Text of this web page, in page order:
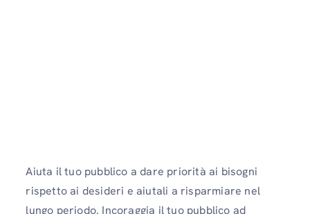
Aiuta il tuo pubblico a dare priorità ai bisogni
rispetto ai desideri e aiutali a risparmiare nel
lungo periodo. Incoraggia il tuo pubblico ad